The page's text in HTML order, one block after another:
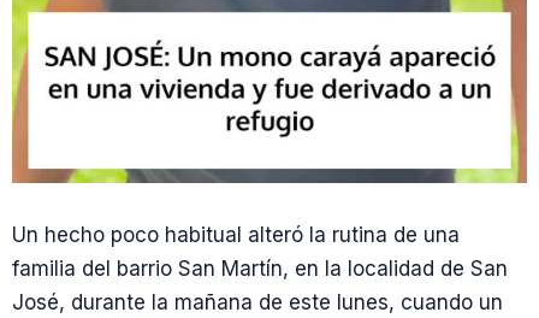
Un hecho poco habitual alteró la rutina de una
familia del barrio San Martín, en la localidad de San
José, durante la mañana de este lunes, cuando un